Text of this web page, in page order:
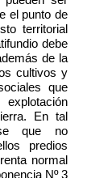
el punto de
territorial
debe
de la
cultivos y
que
En tal
que no
predios
normal
Nº 3